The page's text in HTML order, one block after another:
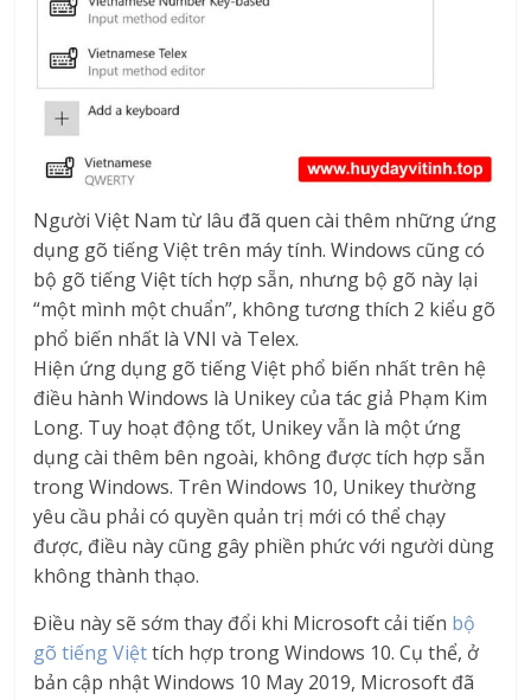
Người Việt Nam từ lâu đã quen cài thêm những ứng
dụng gõ tiếng Việt trên máy tính. Windows cũng có
bộ gõ tiếng Việt tích hợp sẵn, nhưng bộ gõ này lại
“một mình một chuẩn”, không tương thích 2 kiểu gõ
phổ biến nhất là VNI và Telex.
Hiện ứng dụng gõ tiếng Việt phổ biến nhất trên hệ
điều hành Windows là Unikey của tác giả Phạm Kim
Long. Tuy hoạt động tốt, Unikey vẫn là một ứng
dụng cài thêm bên ngoài, không được tích hợp sẵn
trong Windows. Trên Windows 10, Unikey thường
yêu cầu phải có quyền quản trị mới có thể chạy
được, điều này cũng gây phiền phức với người dùng
không thành thạo.
Điều này sẽ sớm thay đổi khi Microsoft cải tiến bộ
gõ tiếng Việttích hợp trong Windows 10. Cụ thể, ở
bản cập nhật Windows 10 May 2019, Microsoft đã